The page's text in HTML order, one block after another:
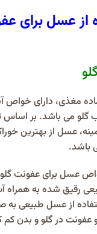
از عسل برای
مغذی، دارای خواص
گلو می باشد. بر
عسل از بهترین
باشد.
عسل برای عفونت
رقیق شده به همراه
از عسل طبیعی به
در گلو و بدن کم